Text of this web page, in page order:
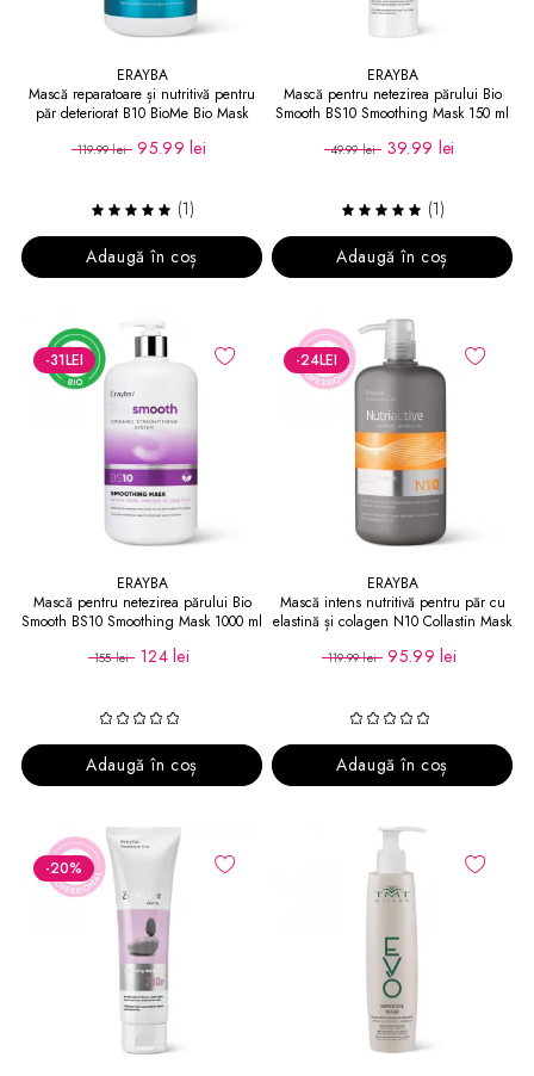
ERAYBA
Mască reparatoare și nutritivă pentru
păr deteriorat B10 BioMe Bio Mask
119.99 lei 95.99 lei
(1)
Adaugă în coș
ERAYBA
Mască pentru netezirea părului Bio
Smooth BS10 Smoothing Mask 150 ml
49.99 lei 39.99 lei
(1)
Adaugă în coș
-31LEI
ERAYBA
Mască pentru netezirea părului Bio
Smooth BS10 Smoothing Mask 1000 ml
155 lei 124 lei
Adaugă în coș
-24LEI
ERAYBA
Mască intens nutritivă pentru păr cu
elastină și colagen N10 Collastin Mask
119.99 lei 95.99 lei
Adaugă în coș
-20%